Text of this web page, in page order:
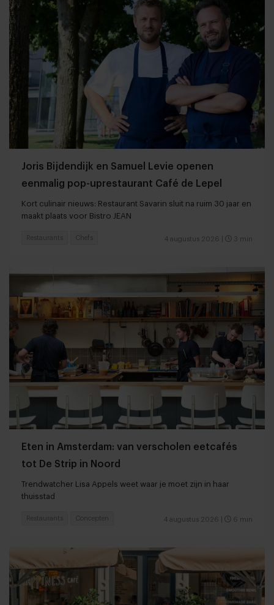
Joris Bijdendijk en Samuel Levie openen
eenmalig pop-uprestaurant Café de Lepel
Kort culinair nieuws: Restaurant Savarin sluit na ruim 30 jaar en
maakt plaats voor Bistro JEAN
4 augustus 2026 3 min
Restaurants Chefs
Eten in Amsterdam: van verscholen eetcafés
tot De Strip in Noord
Trendwatcher Lisa Appels weet waar je moet zijn in haar
thuisstad
4 augustus 2026 6 min
Restaurants Concepten